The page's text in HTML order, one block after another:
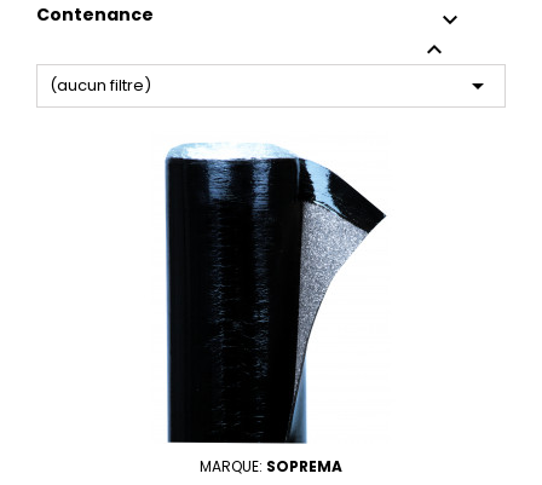
Contenance


(aucun filtre) 
MARQUE: SOPREMA